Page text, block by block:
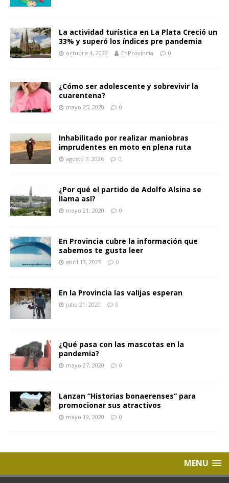
La actividad turística en La Plata Creció un
33% y superó los índices pre pandemia
octubre 4, 2022 EnProvincia 0
¿Cómo ser adolescente y sobrevivir la
cuarentena?
mayo 25, 2020 0
Inhabilitado por realizar maniobras
imprudentes en moto en plena ruta
agosto 7, 2026 0
¿Por qué el partido de Adolfo Alsina se
llama así?
mayo 21, 2020 0
En Provincia cubre la información que
sabemos te gusta leer
abril 13, 2025 0
En la Provincia las valijas esperan
julio 21, 2020 0
¿Qué pasa con las mascotas en la
pandemia?
mayo 27, 2020 0
Lanzan “Historias bonaerenses” para
promocionar sus atractivos
mayo 19, 2020 0
MENU